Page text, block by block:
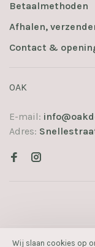
Betaalmethoden
Afhalen,
Contact &
OAK
E-mail:
Adres:
© Copyright 2026 OAK
Wij slaan cookies op